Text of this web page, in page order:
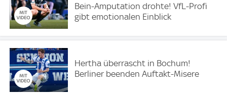
Bein-Amputation drohte! VfL-Profi
gibt emotionalen Einblick
Hertha überrascht in Bochum!
Berliner beenden Auftakt-Misere